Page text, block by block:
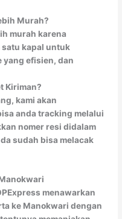
Murah?
murah karena
satu kapal untuk
yang efisien, dan
Kiriman?
kami akan
anda tracking melalui
nomer resi didalam
sudah bisa melacak
menawarkan
ke Manokwari dengan